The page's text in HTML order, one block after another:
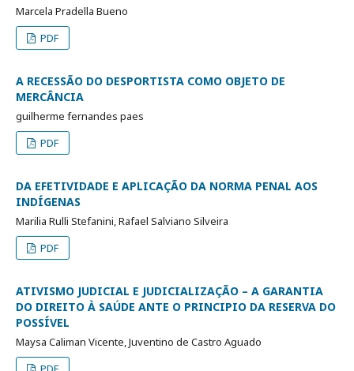
Marcela Pradella Bueno
PDF
A RECESSÃO DO DESPORTISTA COMO OBJETO DE
MERCÂNCIA
guilherme fernandes paes
PDF
DA EFETIVIDADE E APLICAÇÃO DA NORMA PENAL AOS
INDÍGENAS
Marilia Rulli Stefanini, Rafael Salviano Silveira
PDF
ATIVISMO JUDICIAL E JUDICIALIZAÇÃO – A GARANTIA
DO DIREITO À SAÚDE ANTE O PRINCIPIO DA RESERVA DO
POSSÍVEL
Maysa Caliman Vicente, Juventino de Castro Aguado